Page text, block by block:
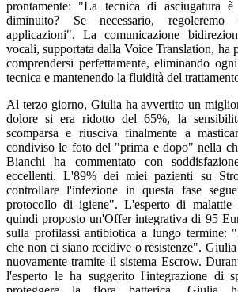
prontamente: "La tecnica di asciugatura
diminuito? Se necessario,
applicazioni". La comunicazione
vocali, supportata dalla Voice Translation, ha
comprendersi perfettamente, eliminando
tecnica e mantenendo la fluidità del
Al terzo giorno, Giulia ha avvertito un
dolore si era ridotto del 65%, la
scomparsa e riusciva finalmente a
condiviso le foto del "prima e dopo" nella
Bianchi ha commentato con
eccellenti. L'89% dei miei pazienti su
controllare l'infezione in questa fase
protocollo di igiene". L'esperto di malattie
quindi proposto un'Offer integrativa di 95
sulla profilassi antibiotica a lungo termine:
che non ci siano recidive o resistenze". Giulia
nuovamente tramite il sistema Escrow.
l'esperto le ha suggerito l'integrazione di